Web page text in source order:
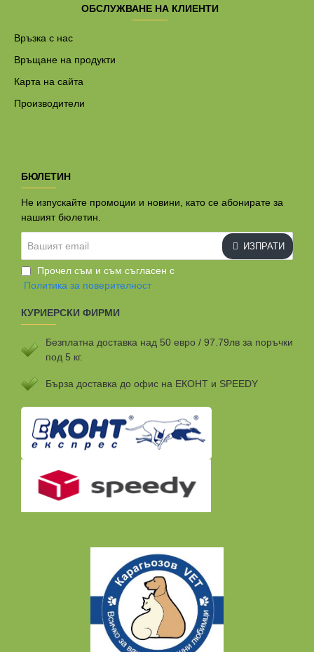
ОБСЛУЖВАНЕ НА КЛИЕНТИ
Връзка с нас
Връщане на продукти
Карта на сайта
Производители
БЮЛЕТИН
Не изпускайте промоции и новини, като се абонирате за
нашият бюлетин.
email
ИЗПРАТИ
Прочел съм и съм съгласен с
Политика за поверителност
КУРИЕРСКИ ФИРМИ
Безплатна доставка над 50 евро / 97.79лв за поръчки
под 5 кг.
Бързa доставка до офис на ЕКОНТ и SPEEDY